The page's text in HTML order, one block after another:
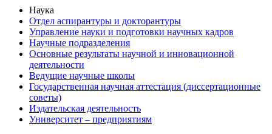
Наука
Отдел аспирантуры и докторантуры
Управление науки и подготовки научных кадров
Научные подразделения
Основные результаты научной и инновационной
деятельности
Ведущие научные школы
Государственная научная аттестация (диссертационные
советы)
Издательская деятельность
Университет – предприятиям